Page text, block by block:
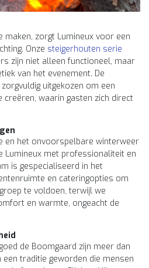
maken, zorgt Lumineux voor een
Onze steigerhouten serie
zijn niet alleen functioneel, maar
van het evenement. De
uitgekozen om een
waarin gasten zich direct
en het onvoorspelbare winterweer
Lumineux met professionaliteit en
is gespecialiseerd in het
en cateringopties om
te voldoen, terwijl we
en warmte, ongeacht de
de Boomgaard zijn meer dan
een traditie geworden die mensen